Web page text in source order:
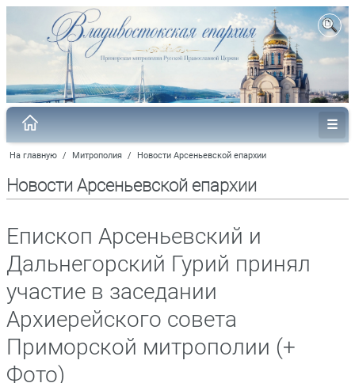
На главную / Митрополия / Новости Арсеньевской епархии
Новости Арсеньевской епархии
Епископ Арсеньевский и
Дальнегорский Гурий принял
участие в заседании
Архиерейского совета
Приморской митрополии (+
Фото)